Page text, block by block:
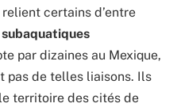
relient certains d’entre
par dizaines au Mexique,
pas de telles liaisons. Ils
territoire des cités de